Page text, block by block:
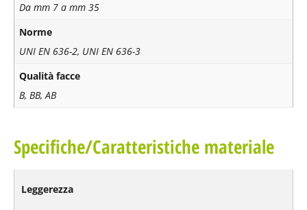
Da mm 7 a mm 35
Norme
UNI EN 636-2, UNI EN 636-3
Qualità facce
B, BB, AB
Specifiche/Caratteristiche materiale
Leggerezza